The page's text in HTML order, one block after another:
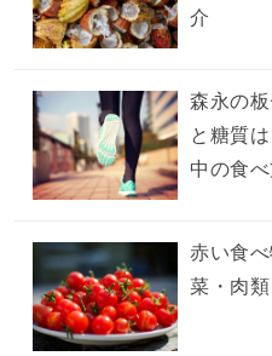
介
森永の
と糖質
中の食
赤い食
菜・肉